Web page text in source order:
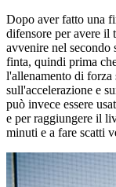
Dopo aver fatto una
difensore per avere il
avvenire nel secondo
finta, quindi prima
l'allenamento di forza
sull'accelerazione e
può invece essere
e per raggiungere il
minuti e a fare scatti